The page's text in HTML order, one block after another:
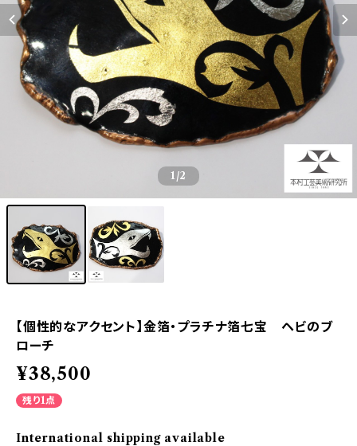
1/2
【個性的なアクセント】金箔・プラチナ箔七宝 ヘビのブ
ローチ
¥38,500
残り1点
International shipping available